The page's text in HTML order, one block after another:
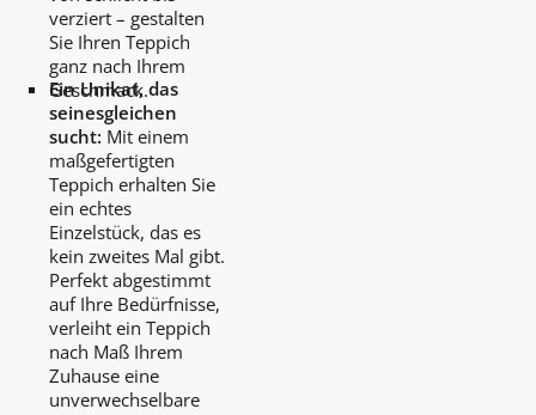
verziert – gestalten
Sie Ihren Teppich
ganz nach Ihrem
Geschmack.
Ein Unikat, das
seinesgleichen
sucht: Mit einem
maßgefertigten
Teppich erhalten Sie
ein echtes
Einzelstück, das es
kein zweites Mal gibt.
Perfekt abgestimmt
auf Ihre Bedürfnisse,
verleiht ein Teppich
nach Maß Ihrem
Zuhause eine
unverwechselbare